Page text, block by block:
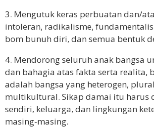
3. Mengutuk keras perbuatan dan/
intoleran, radikalisme,
bom bunuh diri, dan semua bentuk
4. Mendorong seluruh anak bangsa
dan bahagia atas fakta serta realita,
adalah bangsa yang heterogen,
multikultural. Sikap damai itu harus
sendiri, keluarga, dan lingkungan
masing-masing.